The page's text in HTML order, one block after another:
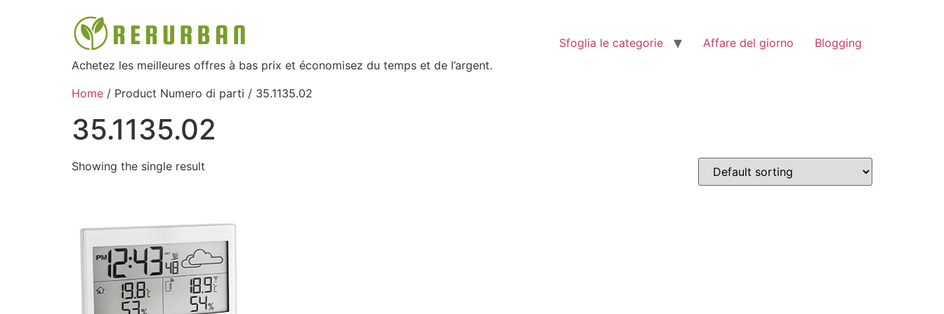
Achetez les meilleures offres à bas prix et économisez du temps et de l’argent.
Sfoglia le categorie Affare del giorno Blogging
Home / Product Numero di parti / ‎35.1135.02
‎35.1135.02
Showing the single result